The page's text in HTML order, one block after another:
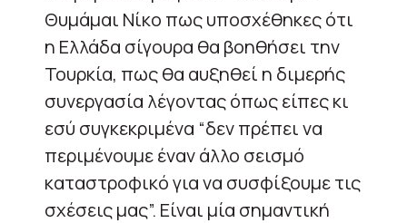
Θυμάμαι Νίκο πως υποσχέθηκες ότι
η Ελλάδα σίγουρα θα βοηθήσει την
Τουρκία, πως θα αυξηθεί η διμερής
συνεργασία λέγοντας όπως είπες κι
εσύ συγκεκριμένα “δεν πρέπει να
περιμένουμε έναν άλλο σεισμό
καταστροφικό για να συσφίξουμε τις
σχέσεις μας”. Είναι μία σημαντική